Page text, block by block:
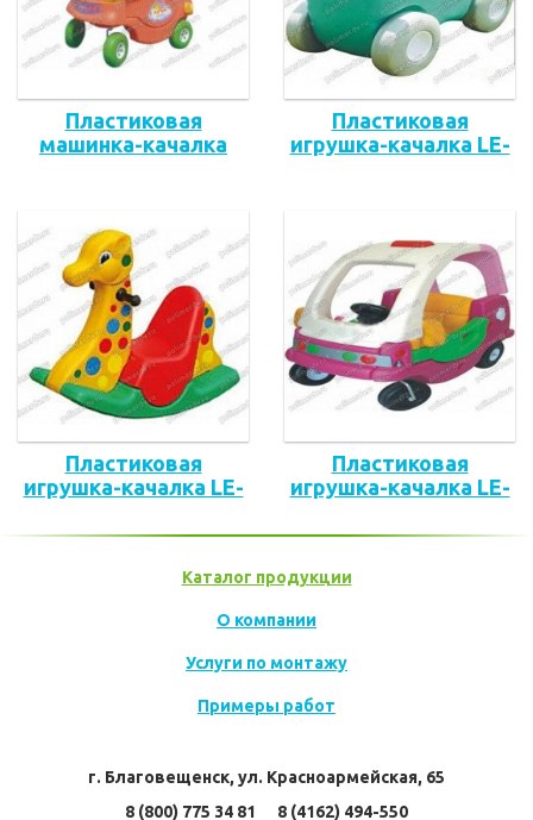
Пластиковая
машинка-качалка
Пластиковая
игрушка-качалка LE-
Пластиковая
игрушка-качалка LE-
Пластиковая
игрушка-качалка LE-
Каталог продукции
О компании
Услуги по монтажу
Примеры работ
г. Благовещенск, ул. Красноармейская, 65
8 (800) 775 34 81      8 (4162) 494-550